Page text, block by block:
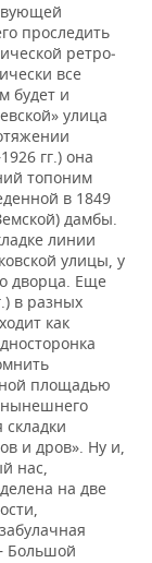
проследить
ретро­
все
будет и
улица
гг.) она
топоним
в 1849
дамбы.
линии
улицы, у
дворца. Еще
в разных
как
площадью
и дров». Ну и,
нас,
на две
Большой